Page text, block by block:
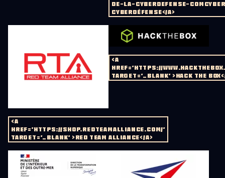
DE-LA-CYBERDEFENSE-
CYBERDÉFENSE</A>
<A
HREF='HTTPS://SHOP.REDTEAMALLIANCE.COM/'
TARGET='_BLANK' >RED TEAM ALLIANCE</A>
<A
HREF='HTTPS://
TARGET='_BLANK' >HACK THE